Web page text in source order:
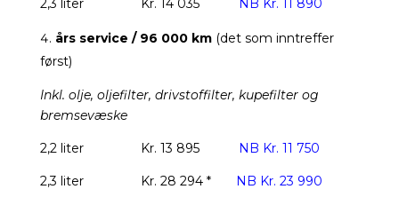
2,3 liter Kr. 14 035 NB Kr. 11 890
års service / 96 000 km (det som inntreffer
først)
Inkl. olje, oljefilter, drivstoffilter, kupefilter og
bremsevæske
2,2 liter Kr. 13 895 NB Kr. 11 750
2,3 liter Kr. 28 294 * NB Kr. 23 990